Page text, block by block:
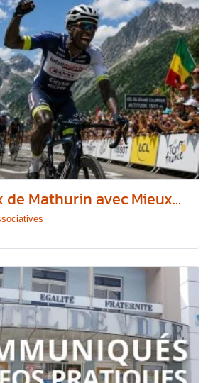
de Mathurin avec Mieux...